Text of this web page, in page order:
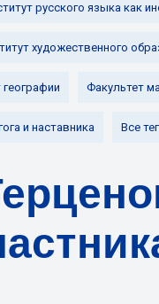
русского языка как
художественного
Факультет
и наставника Все